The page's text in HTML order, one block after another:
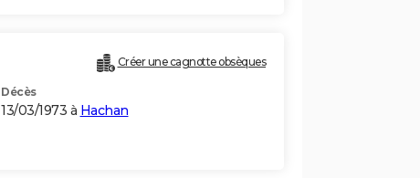
Créer une cagnotte obsèques
Décès
13/03/1973 à Hachan